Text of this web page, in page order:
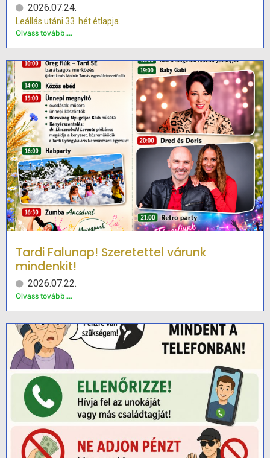
2026.07.24.
Leállás utáni 33. hét étlapja.
Olvass tovább....
Tardi Falunap! Szeretettel várunk
mindenkit!
2026.07.22.
Olvass tovább....